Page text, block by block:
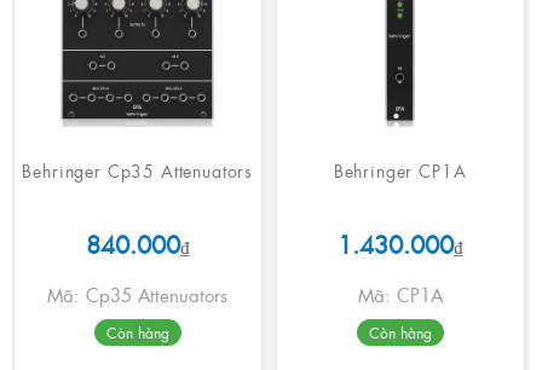
Behringer Cp35 Attenuators
840.000₫
Mã: Cp35 Attenuators
Còn hàng
Behringer CP1A
1.430.000₫
Mã: CP1A
Còn hàng